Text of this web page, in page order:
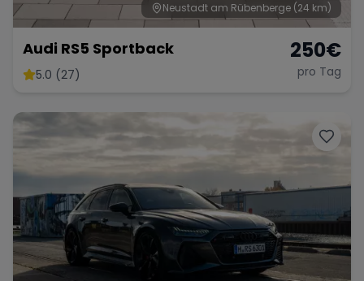
Bugatti Lotus Maserati
Range Rover
Neustadt am Rübenberge (24 km)
Audi RS5 Sportback
5.0 (27)
250€
pro Tag